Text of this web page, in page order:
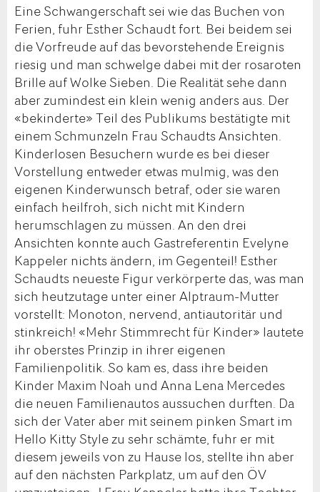
Eine Schwangerschaft sei wie das Buchen von
Ferien, fuhr Esther Schaudt fort. Bei beidem sei
die Vorfreude auf das bevorstehende Ereignis
riesig und man schwelge dabei mit der rosaroten
Brille auf Wolke Sieben. Die Realität sehe dann
aber zumindest ein klein wenig anders aus. Der
«bekinderte» Teil des Publikums bestätigte mit
einem Schmunzeln Frau Schaudts Ansichten.
Kinderlosen Besuchern wurde es bei dieser
Vorstellung entweder etwas mulmig, was den
eigenen Kinderwunsch betraf, oder sie waren
einfach heilfroh, sich nicht mit Kindern
herumschlagen zu müssen. An den drei
Ansichten konnte auch Gastreferentin Evelyne
Kappeler nichts ändern, im Gegenteil! Esther
Schaudts neueste Figur verkörperte das, was man
sich heutzutage unter einer Alptraum-Mutter
vorstellt: Monoton, nervend, antiautoritär und
stinkreich! «Mehr Stimmrecht für Kinder» lautete
ihr oberstes Prinzip in ihrer eigenen
Familienpolitik. So kam es, dass ihre beiden
Kinder Maxim Noah und Anna Lena Mercedes
die neuen Familienautos aussuchen durften. Da
sich der Vater aber mit seinem pinken Smart im
Hello Kitty Style zu sehr schämte, fuhr er mit
diesem jeweils von zu Hause los, stellte ihn aber
auf den nächsten Parkplatz, um auf den ÖV